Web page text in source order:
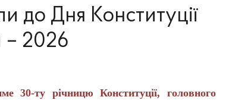
до Дня Конституції
– 2026
30-ту річницю Конституції, головного